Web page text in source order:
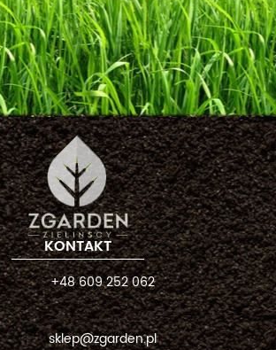
KONTAKT
+48 609 252 062
sklep@zgarden.pl